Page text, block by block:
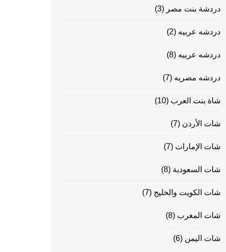
دردشة بنت مصر (3)
دردشه عربيه (2)
دردشه عربيه (8)
دردشه مصريه (7)
شاة بنت العرب (10)
شات الأردن (7)
شات الإمارات (7)
شات السعودية (8)
شات الكويت والخليج (7)
شات المغرب (8)
شات اليمن (6)